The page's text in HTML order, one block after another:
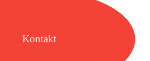
Kontakt